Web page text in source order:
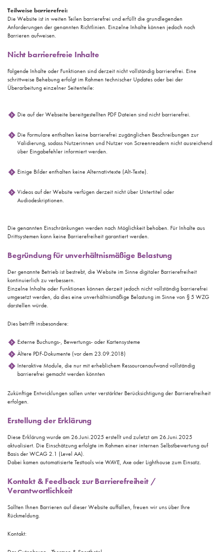
Teilweise barrierefrei:
Die Website ist in weiten Teilen barrierefrei und erfüllt die grundlegenden
Anforderungen der genannten Richtlinien. Einzelne Inhalte können jedoch noch
Barrieren aufweisen.
Nicht barrierefreie Inhalte
Folgende Inhalte oder Funktionen sind derzeit nicht vollständig barrierefrei. Eine
schrittweise Behebung erfolgt im Rahmen technischer Updates oder bei der
Überarbeitung einzelner Seitenteile:
Die auf der Webseite bereitgestellten PDF Dateien sind nicht barrierefrei.
Die Formulare enthalten keine barrierefrei zugänglichen Beschreibungen zur
Validierung, sodass Nutzerinnen und Nutzer von Screenreadern nicht ausreichend
über Eingabefehler informiert werden.
Einige Bilder enthalten keine Alternativtexte (Alt-Texte).
Videos auf der Website verfügen derzeit nicht über Untertitel oder
Audiodeskriptionen.
Die genannten Einschränkungen werden nach Möglichkeit behoben. Für Inhalte aus
Drittsystemen kann keine Barrierefreiheit garantiert werden.
Begründung für unverhältnismäßige Belastung
Der genannte Betrieb ist bestrebt, die Website im Sinne digitaler Barrierefreiheit
kontinuierlich zu verbessern.
Einzelne Inhalte oder Funktionen können derzeit jedoch nicht vollständig barrierefrei
umgesetzt werden, da dies eine unverhältnismäßige Belastung im Sinne von § 5 WZG
darstellen würde.
Dies betrifft insbesondere:
Externe Buchungs-, Bewertungs- oder Kartensysteme
Ältere PDF-Dokumente (vor dem 23.09.2018)
Interaktive Module, die nur mit erheblichem Ressourcenaufwand vollständig
barrierefrei gemacht werden könnten
Zukünftige Entwicklungen sollen unter verstärkter Berücksichtigung der Barrierefreiheit
erfolgen.
Erstellung der Erklärung
Diese Erklärung wurde am 26.Juni.2025 erstellt und zuletzt am 26.Juni.2025
aktualisiert. Die Einschätzung erfolgte im Rahmen einer internen Selbstbewertung auf
Basis der WCAG 2.1 (Level AA).
Dabei kamen automatisierte Testtools wie WAVE, Axe oder Lighthouse zum Einsatz.
Kontakt & Feedback zur Barrierefreiheit /
Verantwortlichkeit
Sollten Ihnen Barrieren auf dieser Website auffallen, freuen wir uns über Ihre
Rückmeldung.
Kontakt: